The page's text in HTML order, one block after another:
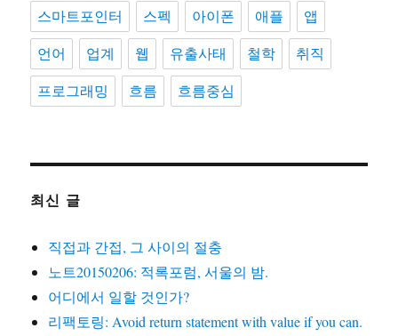
스마트포인터 스펙 아이폰 애플 앱
언어 업계 웹 유출사태 철학 취직
프로그래밍 흐름 흐름중심
최신 글
직접과 간접, 그 사이의 절충
노트20150206: 적록포럼, 서울의 밤.
어디에서 일할 것인가?
리팩토링: Avoid return statement with value if you can.